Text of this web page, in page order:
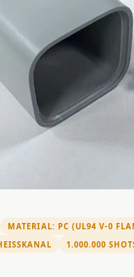
MATERIAL: PC (UL94 V-0
1.000.000